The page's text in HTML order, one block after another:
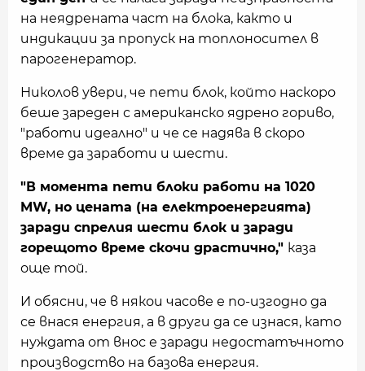
на неядрената част на блока, както и
индикации за пропуск на топлоносител в
парогенератор.
Николов увери, че пети блок, който наскоро
беше зареден с американско ядрено гориво,
"работи идеално" и че се надява в скоро
време да заработи и шести.
"В момента пети блоки работи на 1020
MW, но цената (на електроенергията)
заради спрелия шести блок и заради
горещото време скочи драстично," каза
още той.
И обясни, че в някои часове е по-изгодно да
се внася енергия, а в други да се изнася, като
нуждата от внос е заради недостатъчното
производство на базова енергия.